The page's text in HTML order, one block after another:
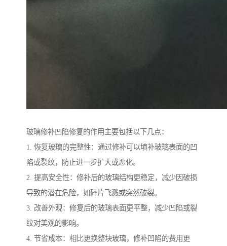
玻璃修补凹陷修复的作用主要包括以下几点：
1. 恢复玻璃的完整性：通过修补可以填补玻璃表面的凹
陷或裂纹，防止进一步扩大或恶化。
2. 提高安全性：修补后的玻璃结构更稳定，减少因破损
导致的潜在危险，如碎片飞溅或突然破裂。
3. 改善外观：修复后的玻璃表面更平整，减少凹陷或裂
纹对美观的影响。
4. 节省成本：相比更换整块玻璃，修补凹陷的费用更